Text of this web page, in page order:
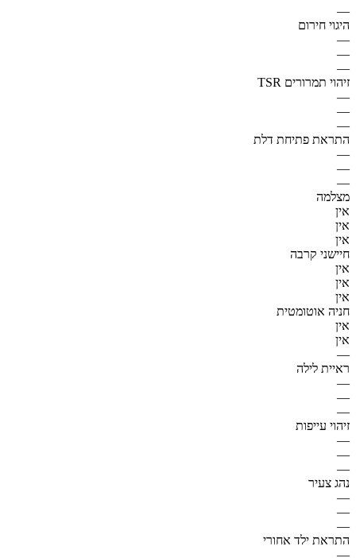
—
היגוי חירום
—
—
—
זיהוי תמרורים TSR
—
—
—
התראת פתיחת דלת
—
—
—
מצלמה
אין
אין
אין
חיישני קרבה
אין
אין
אין
חניה אוטומטית
אין
אין
—
ראיית לילה
—
—
—
זיהוי עייפות
—
—
—
נהג צעיר
—
—
—
התראת ילד אחורי
—